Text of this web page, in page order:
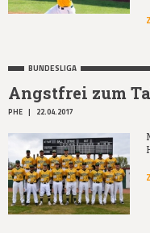
BUNDESLIGA
Angstfrei zum
PHE | 22.04.2017